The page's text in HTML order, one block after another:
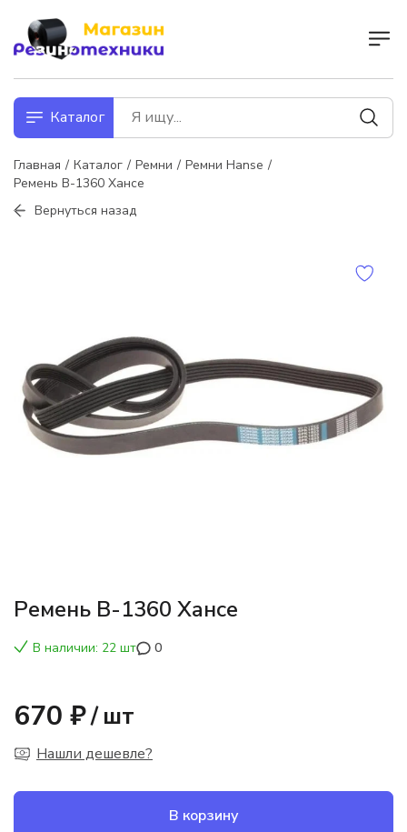
Каталог
Главная Каталог Ремни
Ремни Hanse
Ремень В-1360 Хансе
Вернуться назад
Ремень В-1360 Хансе
В наличии: 22 шт 0
670 ₽/ шт
Нашли дешевле?
В корзину